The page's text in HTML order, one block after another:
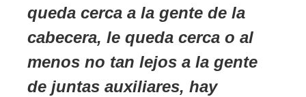
queda cerca a la gente de la
cabecera, le queda cerca o al
menos no tan lejos a la gente
de juntas auxiliares, hay